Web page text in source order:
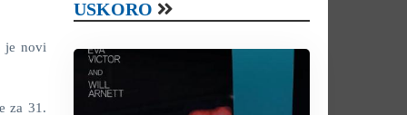
je novi
za 31.
USKORO